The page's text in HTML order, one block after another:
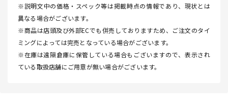
※説明文中の価格・スペック等は掲載時点の情報であり、現状とは
異なる場合がございます。
※商品は店頭及び外部ECでも併売しておりますため、ご注文のタイ
ミングによっては完売となっている場合がございます。
※在庫は遠隔倉庫に保管している場合もございますので、表示され
ている取扱店舗にご用意が無い場合がございます。